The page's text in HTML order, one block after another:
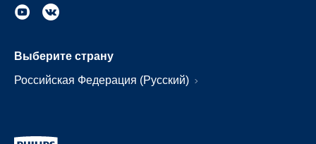
Выберите страну
Российская Федерация (Русский)